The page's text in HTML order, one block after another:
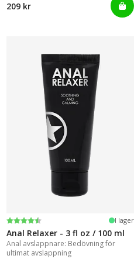
209 kr
Betyg:
4.2 utav 5 stjärnor I lager
Anal Relaxer - 3 fl oz / 100 ml
Anal avslappnare: Bedövning för
ultimat avslappning